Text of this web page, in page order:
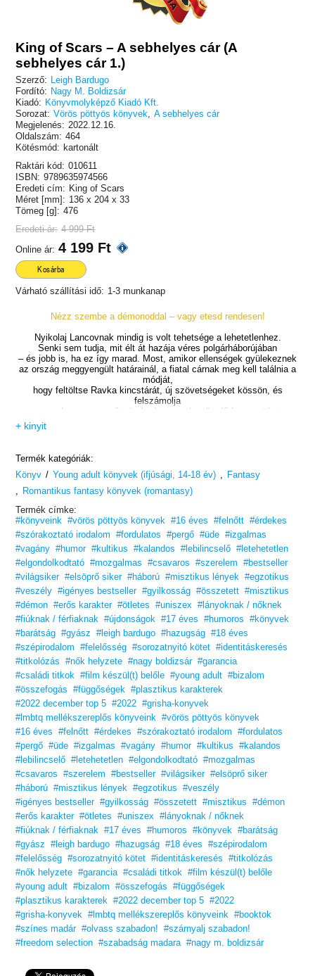
King of Scars – A sebhelyes cár (A
sebhelyes cár 1.)
Szerző:
Leigh Bardugo
Fordító: Nagy M. Boldizsár
Kiadó: Könyvmolyképző Kiadó Kft.
Sorozat: Vörös pöttyös könyvek
A sebhelyes cár
Megjelenés: 2022.12.16.
Oldalszám: 464
Kötésmód: kartonált
Raktári kód: 010611
ISBN: 9789635974566
Eredeti cím: King of Scars
Méret [mm]: 136 x 204 x 33
Tömeg [g]: 476
Eredeti ár: 4 999 Ft
Online ár: 4 199 Ft
Kosárba
Várható szállítási idő: 1-3 munkanap
Nézz szembe a démonoddal – vagy etesd rendesen!
Nyikolaj Lancovnak mindig is volt tehetsége a lehetetlenhez.
Senki sem tudja, mit élt át hazája véres polgárháborújában
– és jobb is, ha ez így marad. Most, amikor ellenségek gyülekeznek
az ország meggyengült határainál, a fiatal cárnak meg kell találnia a
módját,
hogy feltöltse Ravka kincstárát, új szövetségeket kössön, és
felszámolja
az egykor nagyszerű grisahadseregre leselkedő fenyegetést.
Ám minden egyes nappal erősebbé válik benne a sötét varázslat,
és egy legendás grisa szélhívó segítségével Nyikolaj elutazik Ravka
azon helyeire,
ahol a legerősebb mágia él, hogy legyőzze a benne rejlő szörnyű
örökséget.
Mindent kockára tesz, hogy megmentse az országát és önmagát.
Akadnak azonban olyan titkok, amelyeket nem szabad eltemetni
– és olyan sebek, amelyeket nem szabad begyógyítani.
Olvasd el a Grisaverzum-sorozat minden kötetét!
„A történet a múlt és a jövő metszéspontjában játszódik, és arról a
hajnali
álmatlanság során jelentkező felismerésről szól, hogy amitől a
legjobban félsz,
valószínűleg pont arra van a legnagyobb szükséged.” – Washington
Post
„Gyilkosan intelligens politikai intrikák, szívbe markoló kalandok,
emlékezetes
karakterek és kibontakozásra váró románcok (hogy fogjuk tudni
egyesülnek egy zseniális, szláv folklórral átitatott történetben.
Bardugo tehetsége egyre fényesebben ragyog.” – Booklist
Vidd haza nyugodtan! Tetszeni fog.
16 éves kortól ajánljuk!
+ kinyit
Termék kategóriák:
Könyv / Young adult könyvek (ifjúsági, 14-18 év)
Fantasy
Romantikus fantasy könyvek (romantasy)
Termék címke:
#könyveink #vörös pöttyös könyvek #16 éves #felnőtt #érdekes
#szórakoztató irodalom
#fordulatos #pergő #üde #izgalmas
#vagány #humor #kultikus #kalandos #lebilincselő #letehetetlen
#elgondolkodtató #mozgalmas #csavaros #szerelem
#bestseller
#világsiker #elsöprő siker #háború #misztikus lények #egzotikus
#veszély #igényes bestseller #gyilkosság #összetett #misztikus
#démon #erős karakter #ötletes #uniszex #lányoknak / nőknek
#fiúknak / férfiaknak #újdonságok #17 éves #humoros
#könyvek
#barátság #gyász #leigh bardugo #hazugság #18 éves
#szépirodalom
#felelősség #sorozatnyitó kötet #identitáskeresés
#titkolózás
#nők helyzete #nagy boldizsár #garancia
#családi titkok #film készül(t) belőle #young adult #bizalom
#összefogás
#függőségek #plasztikus karakterek
#2022 december top 5 #2022 #grisha-konyvek
#lmbtq mellékszereplős könyveink #vörös pöttyös könyvek
#16 éves
#felnőtt #érdekes #szórakoztató irodalom
#fordulatos
#pergő #üde #izgalmas #vagány #humor #kultikus
#kalandos
#lebilincselő #letehetetlen #elgondolkodtató #mozgalmas
#csavaros
#szerelem #bestseller #világsiker #elsöprő siker
#háború #misztikus lények #egzotikus
#veszély
#igényes bestseller #gyilkosság #összetett #misztikus
#démon
#erős karakter #ötletes #uniszex #lányoknak / nőknek
#fiúknak / férfiaknak #17 éves #humoros #könyvek #barátság
#gyász
#leigh bardugo #hazugság #18 éves
#szépirodalom
#felelősség #sorozatnyitó kötet #identitáskeresés
#titkolózás
#nők helyzete #garancia #családi titkok #film készül(t) belőle
#young adult #bizalom #összefogás
#függőségek
#plasztikus karakterek #2022 december top 5 #2022
#grisha-konyvek #lmbtq mellékszereplős könyveink #booktok
#színes madár #olvass szabadon!
#szárnyalj szabadon!
#freedom selection #szabadság madara #nagy m. boldizsár